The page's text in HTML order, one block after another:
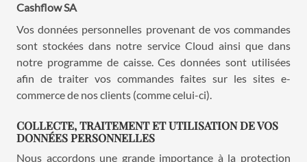
Cashflow SA
Vos données personnelles provenant de vos commandes
sont stockées dans notre service Cloud ainsi que dans
notre programme de caisse. Ces données sont utilisées
afin de traiter vos commandes faites sur les sites e-
commerce de nos clients (comme celui-ci).
COLLECTE, TRAITEMENT ET UTILISATION DE VOS
DONNÉES PERSONNELLES
Nous accordons une grande importance à la protection